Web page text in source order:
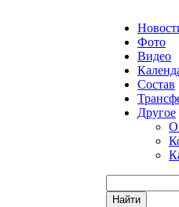
Фото
Видео
Состав
Другое
О
Найти